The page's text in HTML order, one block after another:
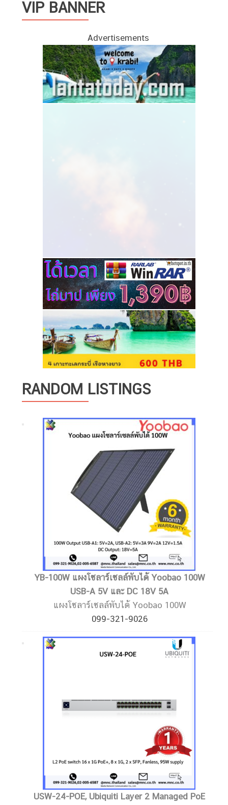
VIP BANNER
Advertisements
RANDOM LISTINGS
YB-100W แผงโซลาร์เซลล์พับได้ Yoobao 100W
USB-A 5V และ DC 18V 5A
แผงโซลาร์เซลล์พับได้ Yoobao 100W
099-321-9026
USW-24-POE, Ubiquiti Layer 2 Managed PoE